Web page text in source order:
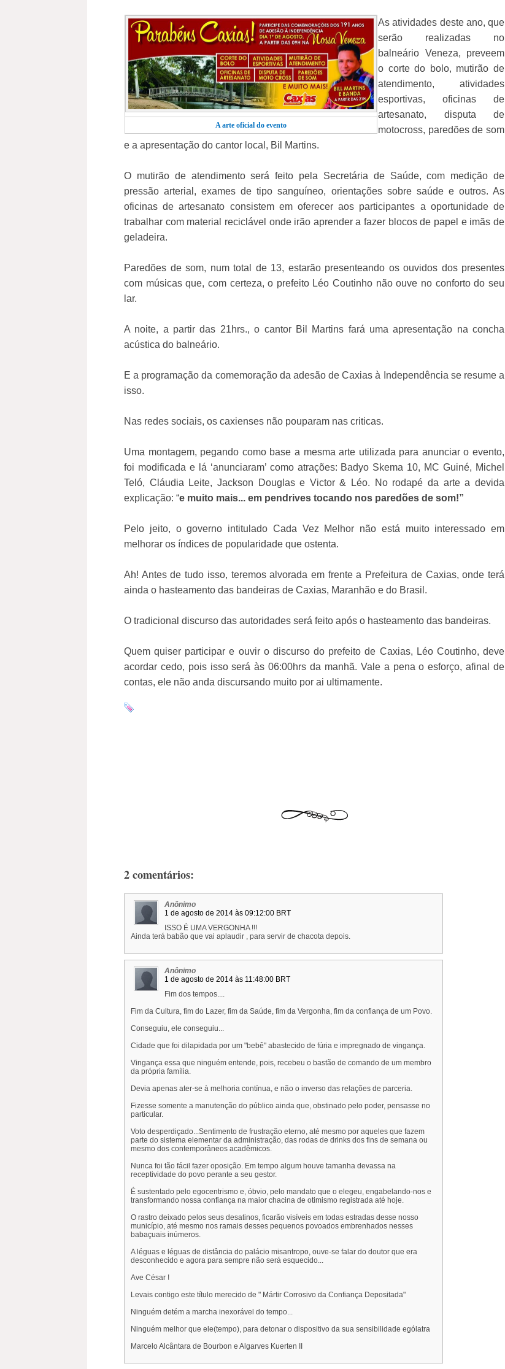
A arte oficial do evento
As atividades deste ano, que
serão realizadas no
balneário Veneza, preveem
o corte do bolo, mutirão de
atendimento, atividades
esportivas, oficinas de
artesanato, disputa de
motocross, paredões de som
e a apresentação do cantor local, Bil Martins.
O mutirão de atendimento será feito pela Secretária de Saúde, com medição de
pressão arterial, exames de tipo sanguíneo, orientações sobre saúde e outros. As
oficinas de artesanato consistem em oferecer aos participantes a oportunidade de
trabalhar com material reciclável onde irão aprender a fazer blocos de papel e imãs de
geladeira.
Paredões de som, num total de 13, estarão presenteando os ouvidos dos presentes
com músicas que, com certeza, o prefeito Léo Coutinho não ouve no conforto do seu
lar.
A noite, a partir das 21hrs., o cantor Bil Martins fará uma apresentação na concha
acústica do balneário.
E a programação da comemoração da adesão de Caxias à Independência se resume a
isso.
Nas redes sociais, os caxienses não pouparam nas criticas.
Uma montagem, pegando como base a mesma arte utilizada para anunciar o evento,
foi modificada e lá ‘anunciaram’ como atrações: Badyo Skema 10, MC Guiné, Michel
Teló, Cláudia Leite, Jackson Douglas e Victor & Léo. No rodapé da arte a devida
explicação: “e muito mais... em pendrives tocando nos paredões de som!”
Pelo jeito, o governo intitulado Cada Vez Melhor não está muito interessado em
melhorar os índices de popularidade que ostenta.
Ah! Antes de tudo isso, teremos alvorada em frente a Prefeitura de Caxias, onde terá
ainda o hasteamento das bandeiras de Caxias, Maranhão e do Brasil.
O tradicional discurso das autoridades será feito após o hasteamento das bandeiras.
Quem quiser participar e ouvir o discurso do prefeito de Caxias, Léo Coutinho, deve
acordar cedo, pois isso será às 06:00hrs da manhã. Vale a pena o esforço, afinal de
contas, ele não anda discursando muito por ai ultimamente.
2 comentários:
Anônimo
1 de agosto de 2014 às 09:12:00 BRT
ISSO É UMA VERGONHA !!!
Ainda terá babão que vai aplaudir , para servir de chacota depois.
Anônimo
1 de agosto de 2014 às 11:48:00 BRT
Fim dos tempos....
Fim da Cultura, fim do Lazer, fim da Saúde, fim da Vergonha, fim da confiança de um Povo.
Conseguiu, ele conseguiu...
Cidade que foi dilapidada por um "bebê" abastecido de fúria e impregnado de vingança.
Vingança essa que ninguém entende, pois, recebeu o bastão de comando de um membro
da própria família.
Devia apenas ater-se à melhoria contínua, e não o inverso das relações de parceria.
Fizesse somente a manutenção do público ainda que, obstinado pelo poder, pensasse no
particular.
Voto desperdiçado...Sentimento de frustração eterno, até mesmo por aqueles que fazem
parte do sistema elementar da administração, das rodas de drinks dos fins de semana ou
mesmo dos contemporâneos acadêmicos.
Nunca foi tão fácil fazer oposição. Em tempo algum houve tamanha devassa na
receptividade do povo perante a seu gestor.
É sustentado pelo egocentrismo e, óbvio, pelo mandato que o elegeu, engabelando-nos e
transformando nossa confiança na maior chacina de otimismo registrada até hoje.
O rastro deixado pelos seus desatinos, ficarão visíveis em todas estradas desse nosso
município, até mesmo nos ramais desses pequenos povoados embrenhados nesses
babaçuais inúmeros.
A léguas e léguas de distância do palácio misantropo, ouve-se falar do doutor que era
desconhecido e agora para sempre não será esquecido...
Ave César !
Levais contigo este título merecido de " Mártir Corrosivo da Confiança Depositada"
Ninguém detém a marcha inexorável do tempo...
Ninguém melhor que ele(tempo), para detonar o dispositivo da sua sensibilidade ególatra
Marcelo Alcântara de Bourbon e Algarves Kuerten II